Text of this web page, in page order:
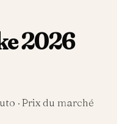
2026
· Prix du marché